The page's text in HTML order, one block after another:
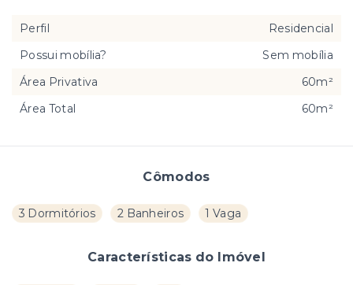
Cômodos
3 Dormitórios 2 Banheiros 1 Vaga
Características do Imóvel
Perfil
Residencial
Possui mobília?
Sem mobília
Área Privativa
60m²
Área Total
60m²